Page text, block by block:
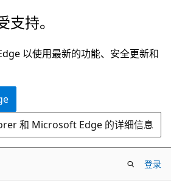
支持。
以使用最新的功能、安全更新和
和 Microsoft Edge 的详细信息
登录